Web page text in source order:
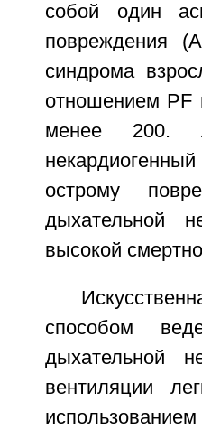
собой один
повреждения
синдрома
отношением PF
менее 200.
острому
дыхательной
высокой
способом
дыхательной
вентиляции